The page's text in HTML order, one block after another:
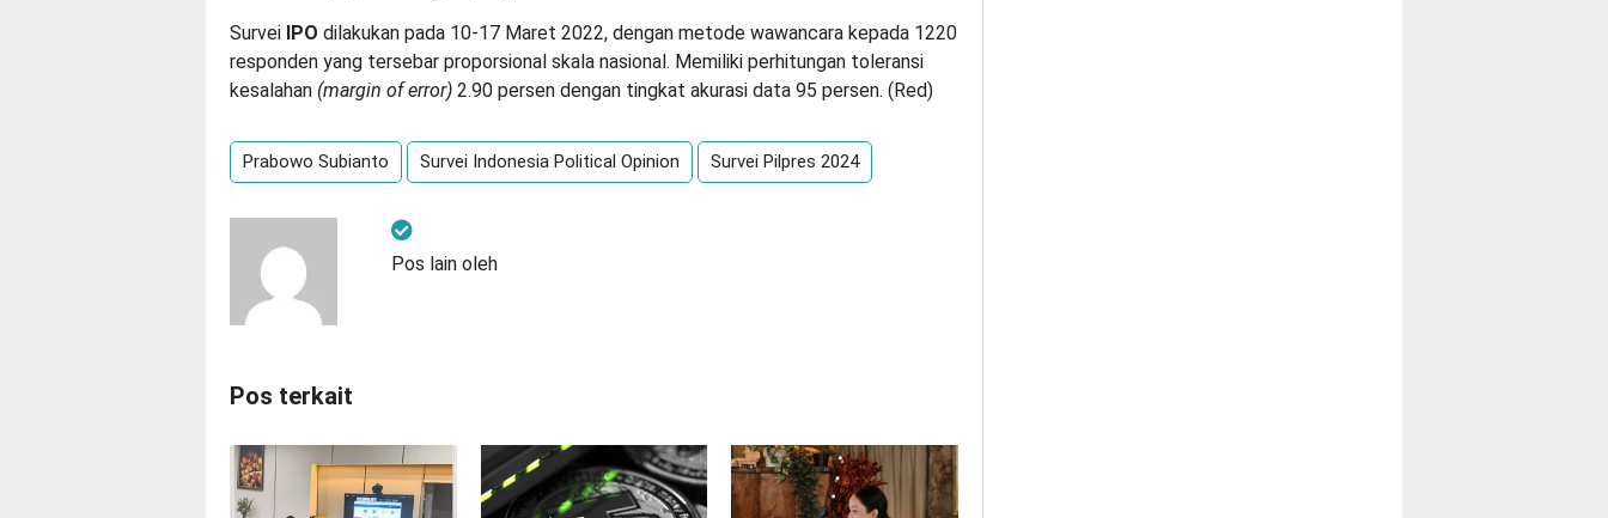
Survei IPO dilakukan pada 10-17 Maret 2022, dengan metode wawancara kepada 1220
responden yang tersebar proporsional skala nasional. Memiliki perhitungan toleransi
kesalahan (margin of error) 2.90 persen dengan tingkat akurasi data 95 persen. (Red)
Prabowo Subianto Survei Indonesia Political Opinion Survei Pilpres 2024
Pos lain oleh
Pos terkait